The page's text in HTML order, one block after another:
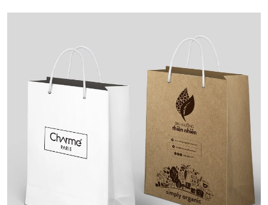
dụng bao gồm túi nhỏ dành cho phụ kiện, túi trung cho
sản phẩm kích thước vừa và túi lớn cho những vật dụng
cồng kềnh. Sự linh hoạt trong thiết kế kích thước và
kiểu dáng không chỉ giúp tối ưu hóa trải nghiệm sử
dụng mà còn tạo ấn tượng thương hiệu mạnh mẽ.